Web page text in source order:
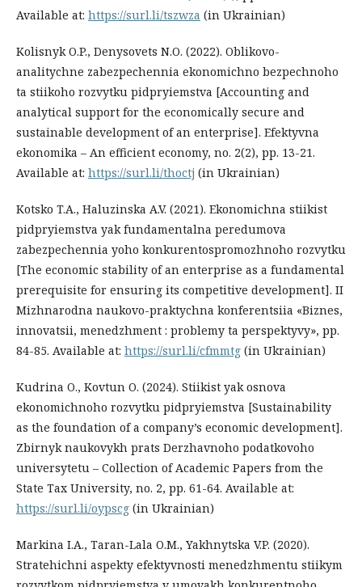
Available at: https://surl.li/tszwza (in Ukrainian)
Kolisnyk O.P., Denysovets N.O. (2022). Oblikovo-
analitychne zabezpechennia ekonomichno bezpechnoho
ta stiikoho rozvytku pidpryiemstva [Accounting and
analytical support for the economically secure and
sustainable development of an enterprise]. Efektyvna
ekonomika – An efficient economy, no. 2(2), рр. 13-21.
Available at: https://surl.li/thoctj (in Ukrainian)
Kotsko T.A., Haluzinska A.V. (2021). Ekonomichna stiikist
pidpryiemstva yak fundamentalna peredumova
zabezpechennia yoho konkurentospromozhnoho rozvytku
[The economic stability of an enterprise as a fundamental
prerequisite for ensuring its competitive development]. II
Mizhnarodna naukovo-praktychna konferentsiia «Biznes,
innovatsii, menedzhment : problemy ta perspektyvy», рр.
84-85. Available at: https://surl.li/cfmmtg (in Ukrainian)
Kudrina O., Kovtun O. (2024). Stiikist yak osnova
ekonomichnoho rozvytku pidpryiemstva [Sustainability
as the foundation of a company’s economic development].
Zbirnyk naukovykh prats Derzhavnoho podatkovoho
universytetu – Collection of Academic Papers from the
State Tax University, no. 2, рр. 61-64. Available at:
https://surl.li/oypscg (in Ukrainian)
Markina I.A., Taran-Lala O.M., Yakhnytska V.P. (2020).
Stratehichni aspekty efektyvnosti menedzhmentu stiikym